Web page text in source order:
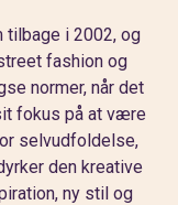
tilbage i 2002, og
fashion og
normer, når det
fokus på at være
selvudfoldelse,
den kreative
ny stil og